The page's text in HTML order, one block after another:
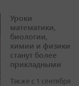
Уроки
математики,
биологии,
химии и физики
станут более
прикладными
Также с 1 сентября